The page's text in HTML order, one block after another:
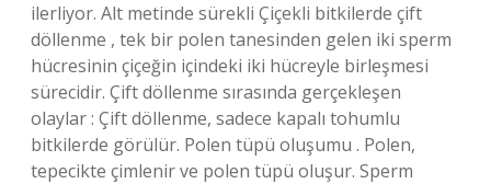
ilerliyor. Alt metinde sürekli Çiçekli bitkilerde çift
döllenme , tek bir polen tanesinden gelen iki sperm
hücresinin çiçeğin içindeki iki hücreyle birleşmesi
sürecidir. Çift döllenme sırasında gerçekleşen
olaylar : Çift döllenme, sadece kapalı tohumlu
bitkilerde görülür. Polen tüpü oluşumu . Polen,
tepecikte çimlenir ve polen tüpü oluşur. Sperm